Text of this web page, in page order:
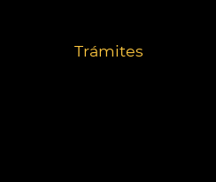
Trámites